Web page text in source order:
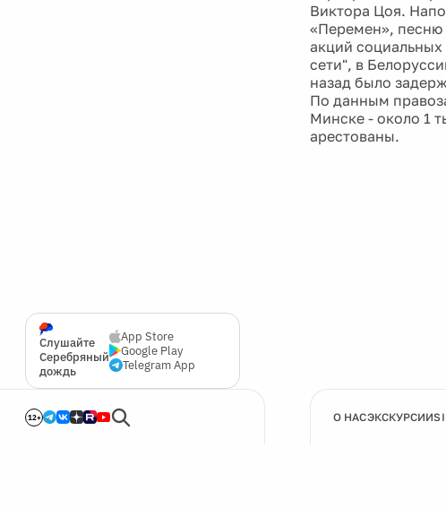
Слушайте
Серебряный
дождь
App Store
Google Play
Telegram App
12+
Виктора Цоя.
«Перемен», песню
акций
сети", в
назад было
По данным
Минске - около 1
арестованы.
О НАСЭКСКУРСИИ